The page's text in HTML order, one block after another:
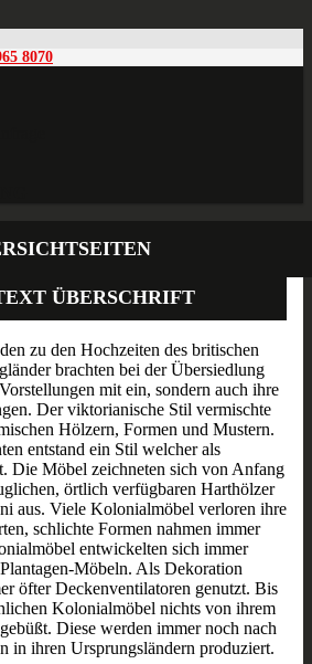
8070
ÜBERSCHRIFT
zu den Hochzeiten des britischen
brachten bei der Übersiedlung
mit ein, sondern auch ihre
Der viktorianische Stil vermischte
Hölzern, Formen und Mustern.
entstand ein Stil welcher als
Die Möbel zeichneten sich von Anfang
örtlich verfügbaren Harthölzer
aus. Viele Kolonialmöbel verloren ihre
schlichte Formen nahmen immer
entwickelten sich immer
Möbeln. Als Dekoration
öfter Deckenventilatoren genutzt. Bis
Kolonialmöbel nichts von ihrem
Diese werden immer noch nach
in ihren Ursprungsländern produziert.